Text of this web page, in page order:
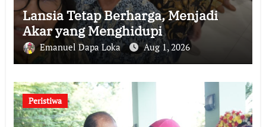
Lansia Tetap Berharga, Menjadi
Akar yang Menghidupi
Emanuel Dapa Loka Aug 1, 2026
Peristiwa